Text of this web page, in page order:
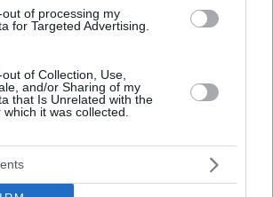
of processing my
for Targeted Advertising.
of Collection, Use,
and/or Sharing of my
that Is Unrelated with the
it was collected.
καθώς και στενή
πολιτείας, επιχειρηματικής
protothema.gr στο Google News
όλες τις ειδήσεις
Ειδήσειςαπό την Ελλάδα